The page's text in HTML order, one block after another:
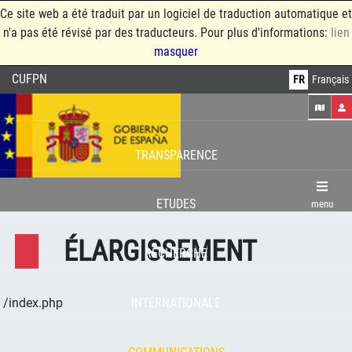
Ce site web a été traduit par un logiciel de traduction automatique et
n'a pas été révisé par des traducteurs. Pour plus d'informations: lien
masquer
CUFPN FR Français
TRANSPARENCE
ETUDES
RECHERCHE
menu
ÉLARGISSEMENT
/index.php